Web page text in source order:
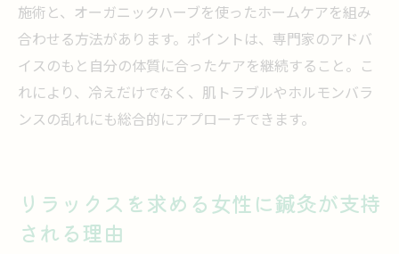
施術と、オーガニックハーブを使ったホームケアを組み
合わせる方法があります。ポイントは、専門家のアドバ
イスのもと自分の体質に合ったケアを継続すること。こ
れにより、冷えだけでなく、肌トラブルやホルモンバラ
ンスの乱れにも総合的にアプローチできます。
リラックスを求める女性に鍼灸が支持
される理由